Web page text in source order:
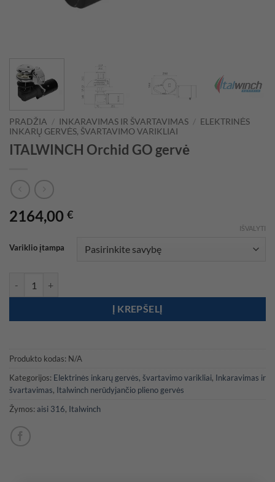
PRADŽIA / INKARAVIMAS IR ŠVARTAVIMAS / ELEKTRINĖS
INKARŲ GERVĖS, ŠVARTAVIMO VARIKLIAI
ITALWINCH Orchid GO gervė
2164,00 €
Variklio įtampa
IŠVALYTI
Į KREPŠELĮ
Produkto kodas: N/A
Kategorijos: Elektrinės inkarų gervės, švartavimo varikliai, Inkaravimas ir
švartavimas, Italwinch nerūdyjančio plieno gervės
Žymos: aisi 316, Italwinch